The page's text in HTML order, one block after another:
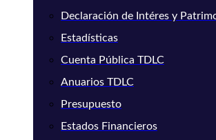
Declaración de Intéres y
Estadísticas
Cuenta Pública TDLC
Anuarios TDLC
Presupuesto
Estados Financieros